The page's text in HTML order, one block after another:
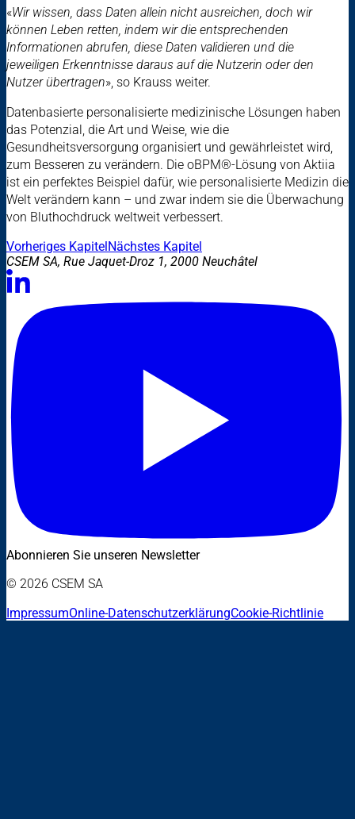
«Wir wissen, dass Daten allein nicht ausreichen, doch wir
können Leben retten, indem wir die entsprechenden
Informationen abrufen, diese Daten validieren und die
jeweiligen Erkenntnisse daraus auf die Nutzerin oder den
Nutzer übertragen», so Krauss weiter.
Datenbasierte personalisierte medizinische Lösungen haben
das Potenzial, die Art und Weise, wie die
Gesundheitsversorgung organisiert und gewährleistet wird,
zum Besseren zu verändern. Die oBPM®-Lösung von Aktiia
ist ein perfektes Beispiel dafür, wie personalisierte Medizin die
Welt verändern kann – und zwar indem sie die Überwachung
von Bluthochdruck weltweit verbessert.
Vorheriges KapitelNächstes Kapitel
CSEM SA, Rue Jaquet-Droz 1, 2000 Neuchâtel
Abonnieren Sie unseren Newsletter
© 2026 CSEM SA
ImpressumOnline-DatenschutzerklärungCookie-Richtlinie